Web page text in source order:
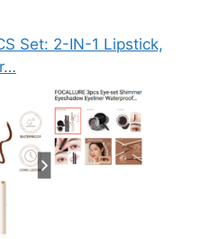
Set: 2-IN-1 Lipstick,